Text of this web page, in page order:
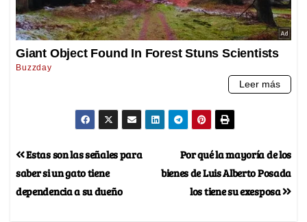
Por qué la mayoría de los
bienes de Luis Alberto Posada
los tiene su exesposa
Estas son las señales para
saber si un gato tiene
dependencia a su dueño